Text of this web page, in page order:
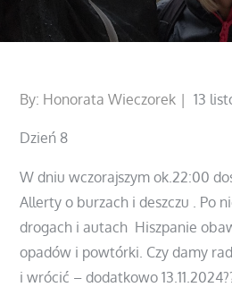
By: Honorata Wieczorek 13
Dzień 8
W dniu wczorajszym ok.22:00
Allerty o burzach i deszczu . Po
drogach i autach Hiszpanie
opadów i powtórki. Czy damy
i wrócić – dodatkowo